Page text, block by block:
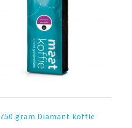
750 gram Diamant koffie